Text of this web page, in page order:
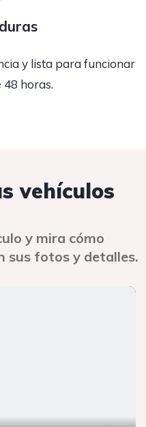
y lista para funcionar
48 horas.
vehículos
y mira cómo
sus fotos y detalles.